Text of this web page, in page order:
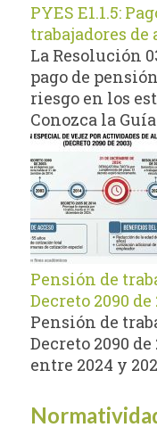
PYES E1.1.5:
trabajadores de
La Resolución
pago de
riesgo en los
Conozca la
Pensión de
Decreto 2090 de
Pensión de
Decreto 2090
entre 2024 y